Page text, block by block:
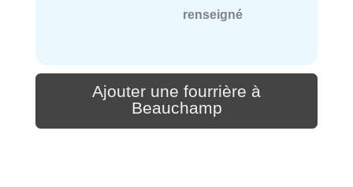
renseigné
Ajouter une fourrière à
Beauchamp